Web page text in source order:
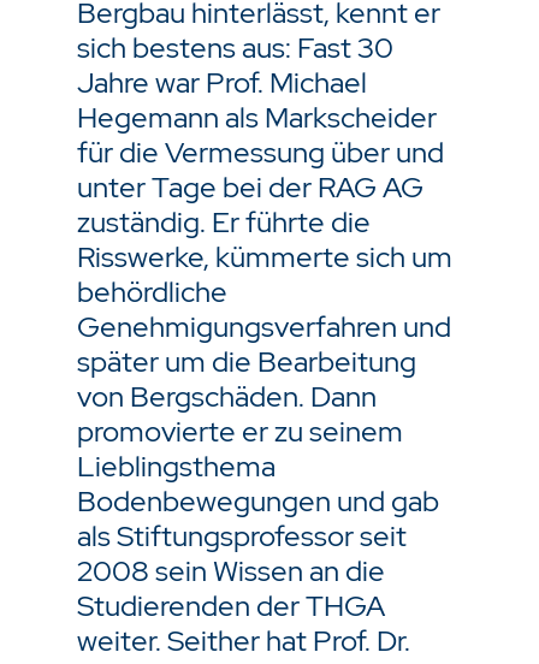
Bergbau hinterlässt, kennt er
sich bestens aus: Fast 30
Jahre war Prof. Michael
Hegemann als Markscheider
für die Vermessung über und
unter Tage bei der RAG AG
zuständig. Er führte die
Risswerke, kümmerte sich um
behördliche
Genehmigungsverfahren und
später um die Bearbeitung
von Bergschäden. Dann
promovierte er zu seinem
Lieblingsthema
Bodenbewegungen und gab
als Stiftungsprofessor seit
2008 sein Wissen an die
Studierenden der THGA
weiter. Seither hat Prof. Dr.